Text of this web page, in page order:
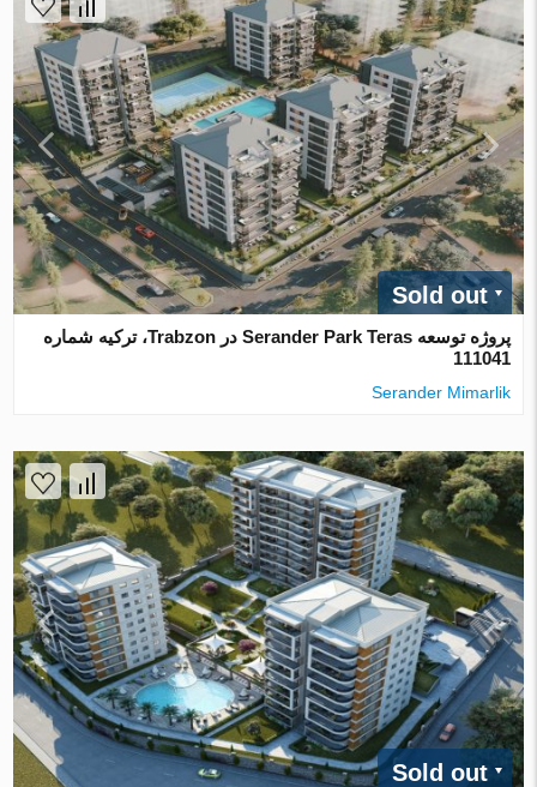
Sold out
پروژه توسعه Serander Park Teras در Trabzon، ترکیه شماره
111041
Serander Mimarlik
Sold out